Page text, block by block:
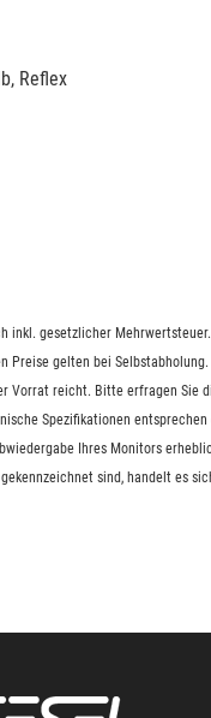
inkl. gesetzlicher Mehrwertsteuer.
Preise gelten bei Selbstabholung.
Vorrat reicht. Bitte erfragen Sie
Spezifikationen
Ihres Monitors
sind, handelt es